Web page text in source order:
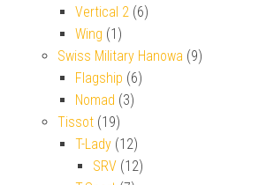
Vertical 2 (6)
Wing (1)
Swiss Military Hanowa (9)
Flagship (6)
Nomad (3)
Tissot (19)
T-Lady (12)
SRV (12)